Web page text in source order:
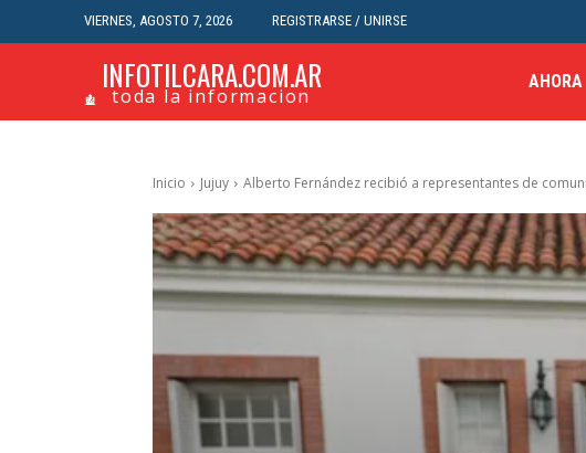
VIERNES, AGOSTO 7, 2026 REGISTRARSE / UNIRSE
INFOTILCARA.COM.AR
toda la informacion
AHORA
Inicio Jujuy Alberto Fernández recibió a representantes de